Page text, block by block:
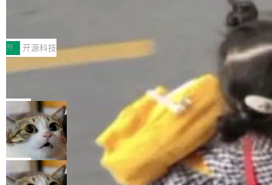
常维护操作，并完整支持 Iceberg V3 格式。
村国家自主创新示范区会议中心开幕。本届大会
由中关村智联软件服务业质量创新联盟主办，以
“智构可信·质创未来——AI原生时代的质量新范
式”为主题，直面AI从实验室走向规模化产业落地
的核心质量命题。会上，《2026智能研发生产力
工具选型手册》发布，Testin云测的Testin XAge
nt智能测试系统入选AI测试领域代表产品。对CI
O而言，这提示了一个转变：AI测试正在从效率
工具升级为企业的质量基础设施。 CIO面对的新
现实 过去两年，CIO们的焦虑清单上多了两项：
开 开源科技
让非法状态不可表示：一篇关于 ADT
有一种东西，一旦用过就回不去了。Alex Fedos
eev 管它叫"软件设计的基石"。 他说的东西不新
鲜——代数数据类型（ADT），尤其是和类型
（sum type）。但他说清楚了一件事：这不是类
型系统的学术体操，是日常编码的思维方式。 文
章从一个简单的例子切入。一个网站的深色主题
设置，如果用布尔值 + 可空字段来表示——bool
局
Cloudflare 开源内部企业 AI 平台 Clou
dflare OS
Cloudflare 发布了一个开源项目 Cloudflare O
S。如果你只看官方博客，你会觉得这是又一
个"AI 知识库 + 聊天机器人"——每个大厂都在
局